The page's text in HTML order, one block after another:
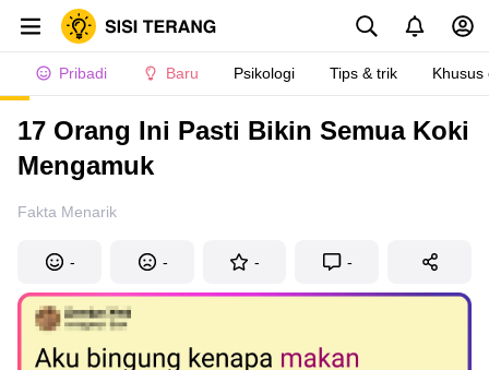
Pribadi Baru Psikologi Tips & trik Khusus
17 Orang Ini Pasti Bikin Semua Koki
Mengamuk
Fakta Menarik
- - - -